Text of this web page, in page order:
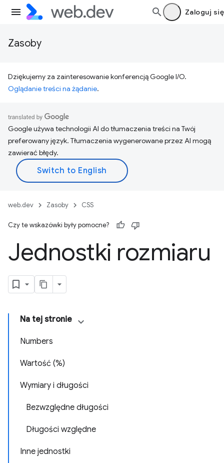
Zaloguj się
Zasoby
Dziękujemy za zainteresowanie konferencją Google I/O.
Oglądanie treści na żądanie.
Google używa technologii AI do tłumaczenia treści na Twój
preferowany język. Tłumaczenia wygenerowane przez AI mogą
zawierać błędy.
web.dev Zasoby CSS
Czy te wskazówki były pomocne?
Jednostki rozmiaru
Na tej stronie
Numbers
Wartość (%)
Wymiary i długości
Bezwzględne długości
Długości względne
Inne jednostki